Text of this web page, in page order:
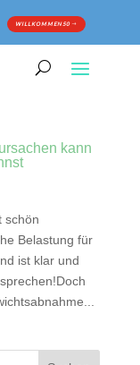
WILLKOMMEN50
kann
schön
Belastung für
ist klar und